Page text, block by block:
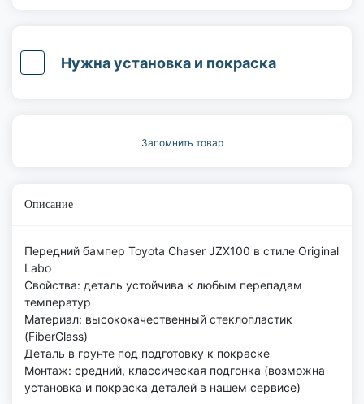
Нужна установка и покраска
Запомнить товар
Описание
Передний бампер Toyota Chaser JZX100 в стиле Original
Labo
Свойства: деталь устойчива к любым перепадам
температур
Материал: высококачественный стеклопластик
(FiberGlass)
Деталь в грунте под подготовку к покраске
Монтаж: средний, классическая подгонка (возможна
установка и покраска деталей в нашем сервисе)